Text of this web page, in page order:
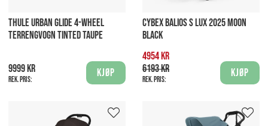
THULE URBAN GLIDE 4-WHEEL
TERRENGVOGN TINTED TAUPE
9999 kr
Rek. pris:
Kjøp
CYBEX BALIOS S LUX 2025 MOON
BLACK
4954 kr
6193 kr
Rek. pris:
Kjøp